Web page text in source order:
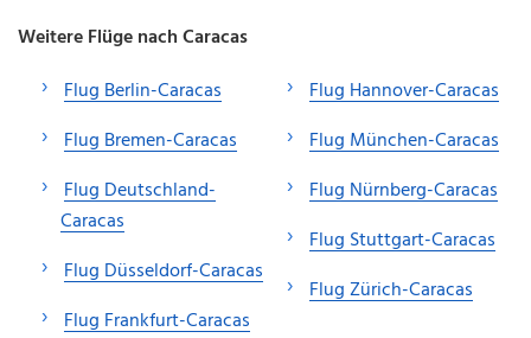
Weitere Flüge nach Caracas
Flug Berlin-Caracas
Flug Bremen-Caracas
Flug Deutschland-
Caracas
Flug Düsseldorf-Caracas
Flug Frankfurt-Caracas
Flug Hannover-Caracas
Flug München-Caracas
Flug Nürnberg-Caracas
Flug Stuttgart-Caracas
Flug Zürich-Caracas